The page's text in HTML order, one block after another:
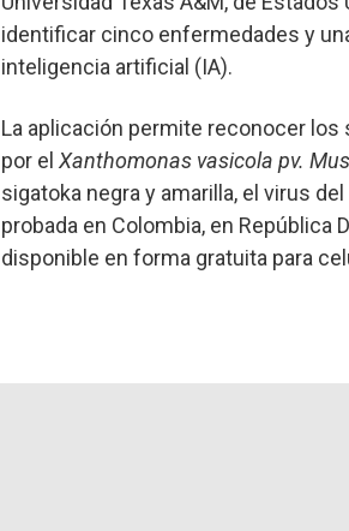
identificar cinco enfermedades y
inteligencia artificial (IA).
La aplicación permite reconocer
por el Xanthomonas vasicola pv.
sigatoka negra y amarilla, el virus
probada en Colombia, en República
disponible en forma gratuita para